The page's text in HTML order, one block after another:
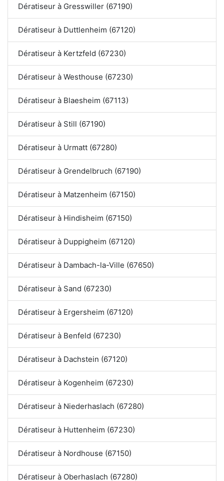
Dératiseur à Gresswiller (67190)
Dératiseur à Duttlenheim (67120)
Dératiseur à Kertzfeld (67230)
Dératiseur à Westhouse (67230)
Dératiseur à Blaesheim (67113)
Dératiseur à Still (67190)
Dératiseur à Urmatt (67280)
Dératiseur à Grendelbruch (67190)
Dératiseur à Matzenheim (67150)
Dératiseur à Hindisheim (67150)
Dératiseur à Duppigheim (67120)
Dératiseur à Dambach-la-Ville (67650)
Dératiseur à Sand (67230)
Dératiseur à Ergersheim (67120)
Dératiseur à Benfeld (67230)
Dératiseur à Dachstein (67120)
Dératiseur à Kogenheim (67230)
Dératiseur à Niederhaslach (67280)
Dératiseur à Huttenheim (67230)
Dératiseur à Nordhouse (67150)
Dératiseur à Oberhaslach (67280)